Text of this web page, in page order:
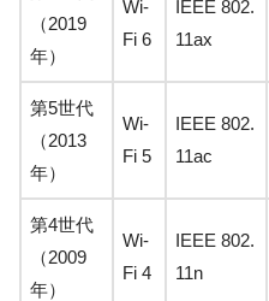
（2019
年）
Wi-
Fi 6
IEEE 802.
11ax
第5世代
（2013
年）
Wi-
Fi 5
IEEE 802.
11ac
第4世代
（2009
年）
Wi-
Fi 4
IEEE 802.
11n